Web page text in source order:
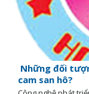
Những đối
cam san hô?